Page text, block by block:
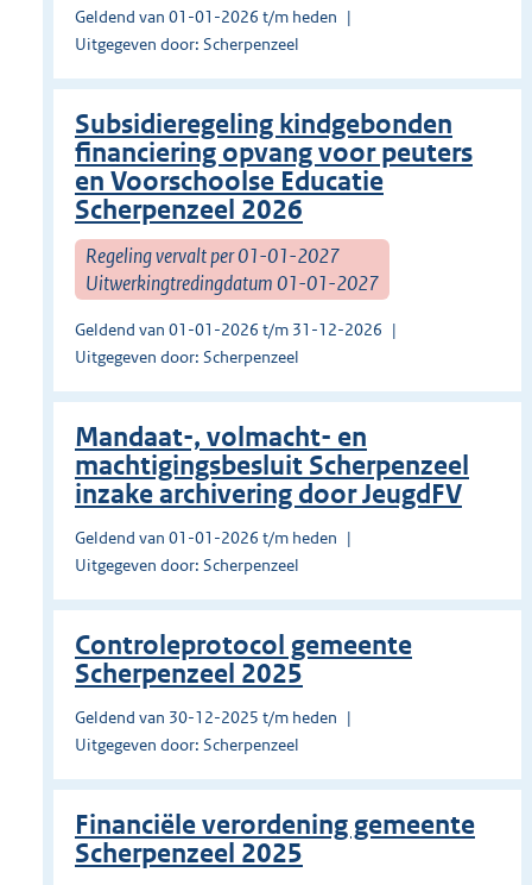
Geldend van 01-01-2026 t/m heden
Uitgegeven door: Scherpenzeel
Subsidieregeling kindgebonden
financiering opvang voor peuters
en Voorschoolse Educatie
Scherpenzeel 2026
Regeling vervalt per 01-01-2027
Uitwerkingtredingdatum 01-01-2027
Geldend van 01-01-2026 t/m 31-12-2026
Uitgegeven door: Scherpenzeel
Mandaat-, volmacht- en
machtigingsbesluit Scherpenzeel
inzake archivering door JeugdFV
Geldend van 01-01-2026 t/m heden
Uitgegeven door: Scherpenzeel
Controleprotocol gemeente
Scherpenzeel 2025
Geldend van 30-12-2025 t/m heden
Uitgegeven door: Scherpenzeel
Financiële verordening gemeente
Scherpenzeel 2025